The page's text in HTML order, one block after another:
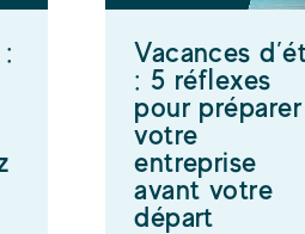
Vacances
: 5 réflexes
pour préparer
votre
entreprise
avant votre
départ